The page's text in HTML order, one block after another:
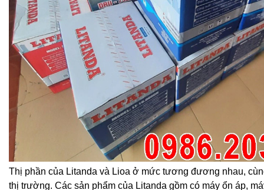
Thị phần của Litanda và Lioa ở mức tương đương nhau,
thị trường. Các sản phẩm của Litanda gồm có máy ổn áp,